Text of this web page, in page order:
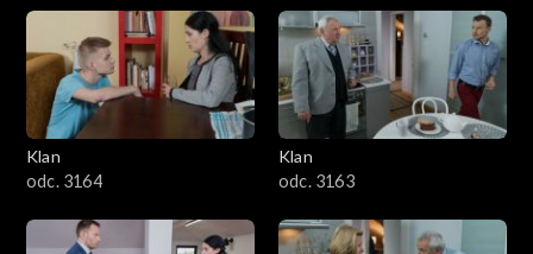
Klan
odc. 3164
Klan
odc. 3163